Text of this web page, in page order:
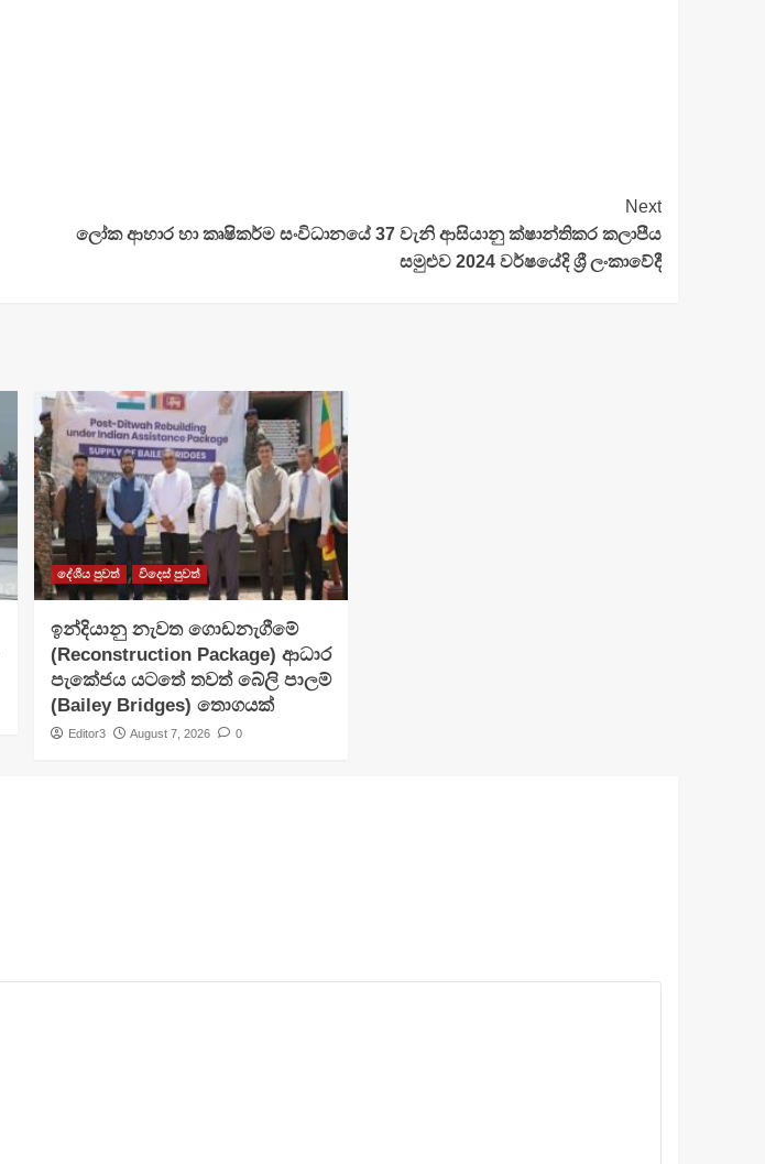
Next
ලෝක ආහාර හා කෘෂිකර්ම සංවිධානයේ 37 වැනි ආසියානු ක්ෂාන්තිකර කලාපීය
සමුළුව 2024 වර්ෂයේදි ශ්‍රී ලංකාවේදී
දේශීය පුවත් විදෙස් පුවත්
ඉන්දියානු නැවත ගොඩනැගීමේ
(Reconstruction Package) ආධාර
පැකේජය යටතේ තවත් බේලි පාලම්
(Bailey Bridges) තොගයක්
Editor3 August 7, 2026 0